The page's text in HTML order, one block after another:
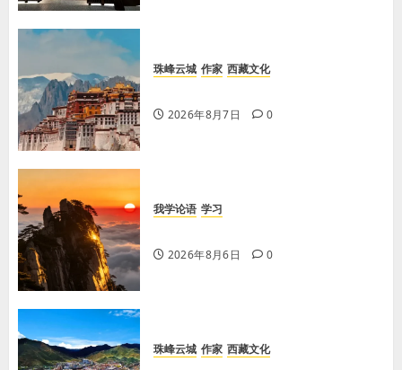
珠峰云城 作家 西藏文化
2026年8月7日 0
我学论语 学习
2026年8月6日 0
珠峰云城 作家 西藏文化